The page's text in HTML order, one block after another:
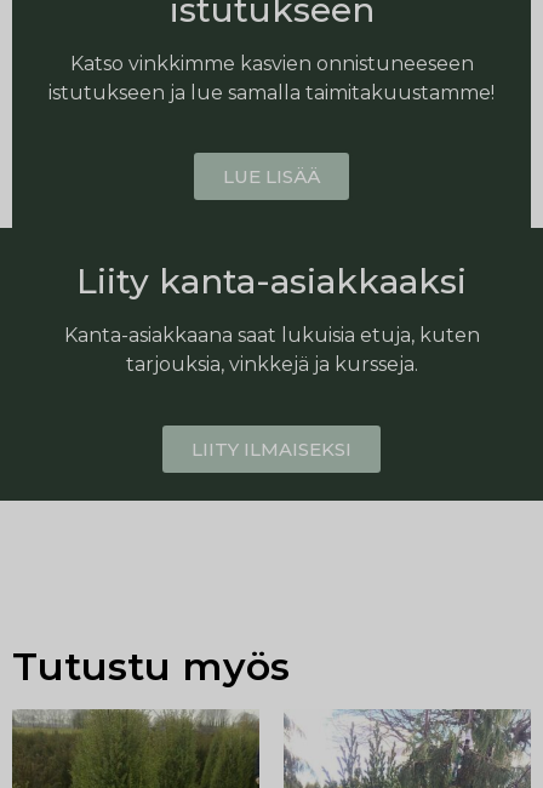
istutukseen
Katso vinkkimme kasvien onnistuneeseen
istutukseen ja lue samalla taimitakuustamme!
LUE LISÄÄ
Liity kanta-asiakkaaksi
Kanta-asiakkaana saat lukuisia etuja, kuten
tarjouksia, vinkkejä ja kursseja.
LIITY ILMAISEKSI
Tutustu myös